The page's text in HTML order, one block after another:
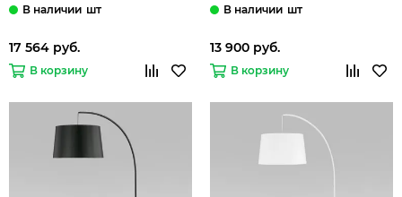
шт
17 564 руб.
В корзину
шт
13 900 руб.
В корзину